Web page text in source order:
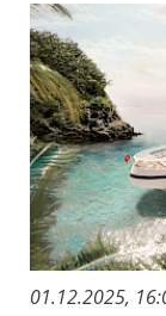
01.12.2025,